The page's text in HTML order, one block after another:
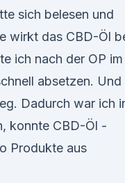
sich belesen und
wirkt das CBD-Öl
ich nach der OP im
absetzen. Und
Dadurch war ich
konnte CBD-Öl -
Produkte aus